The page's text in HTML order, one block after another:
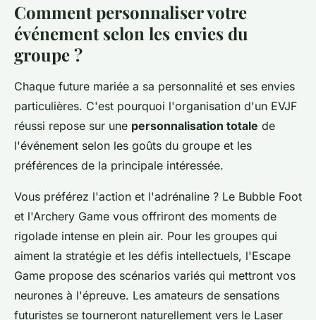
Comment personnaliser votre
événement selon les envies du
groupe ?
Chaque future mariée a sa personnalité et ses envies
particulières. C'est pourquoi l'organisation d'un EVJF
réussi repose sur une personnalisation totale de
l'événement selon les goûts du groupe et les
préférences de la principale intéressée.
Vous préférez l'action et l'adrénaline ? Le Bubble Foot
et l'Archery Game vous offriront des moments de
rigolade intense en plein air. Pour les groupes qui
aiment la stratégie et les défis intellectuels, l'Escape
Game propose des scénarios variés qui mettront vos
neurones à l'épreuve. Les amateurs de sensations
futuristes se tourneront naturellement vers le Laser